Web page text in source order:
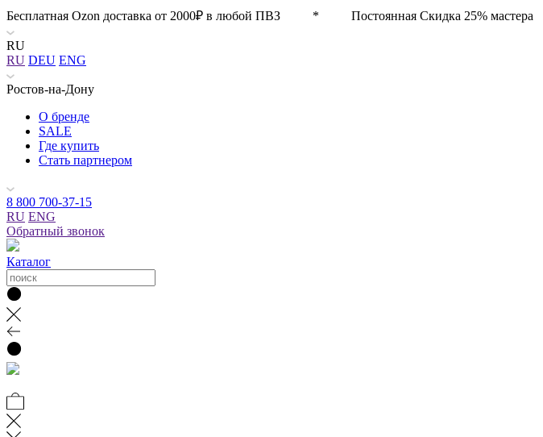
Бесплатная Ozon доставка от 2000₽ в любой ПВЗ * Постоянная Скидка 25%
RU
RU DEU ENG
Ростов-на-Дону
О бренде
SALE
Где купить
Стать партнером
8 800 700-37-15
RU ENG
Обратный звонок
Каталог